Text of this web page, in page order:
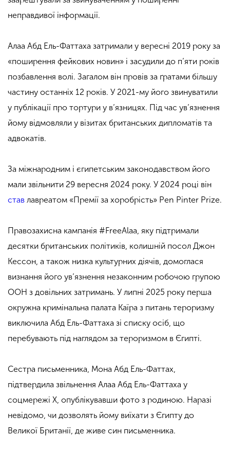
неправдивої інформації.
Алаа Абд Ель-Фаттаха затримали у вересні 2019 року за
«поширення фейкових новин» і засудили до п’яти років
позбавлення волі. Загалом він провів за ґратами більшу
частину останніх 12 років. У 2021-му його звинуватили
у публікації про тортури у в’язницях. Під час ув’язнення
йому відмовляли у візитах британських дипломатів та
адвокатів.
За міжнародним і єгипетським законодавством його
мали звільнити 29 вересня 2024 року. У 2024 році він
став лавреатом «Премії за хоробрість» Pen Pinter Prize.
Правозахисна кампанія #FreeAlaa, яку підтримали
десятки британських політиків, колишній посол Джон
Кессон, а також низка культурних діячів, домоглася
визнання його ув’язнення незаконним робочою групою
ООН з довільних затримань. У липні 2025 року перша
окружна кримінальна палата Каїра з питань тероризму
виключила Абд Ель-Фаттаха зі списку осіб, що
перебувають під наглядом за тероризмом в Єгипті.
Сестра письменника, Мона Абд Ель-Фаттах,
підтвердила звільнення Алаа Абд Ель-Фаттаха у
соцмережі Х, опублікувавши фото з родиною. Наразі
невідомо, чи дозволять йому виїхати з Єгипту до
Великої Британії, де живе син письменника.